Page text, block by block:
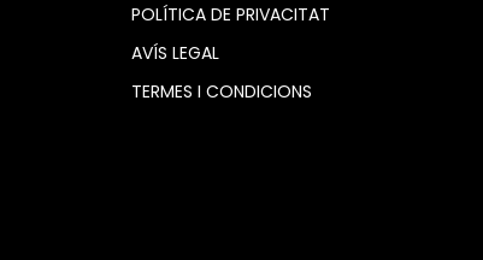
POLÍTICA DE PRIVACITAT
AVÍS LEGAL
TERMES I CONDICIONS